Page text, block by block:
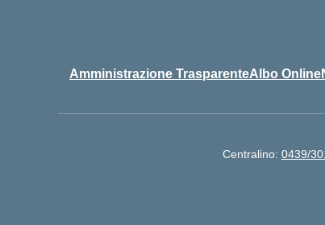
Amministrazione TrasparenteAlbo Online
Centralino: 0439/